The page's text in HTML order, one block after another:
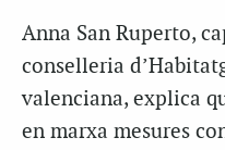
Anna San Ruperto,
conselleria
valenciana, explica
en marxa mesures